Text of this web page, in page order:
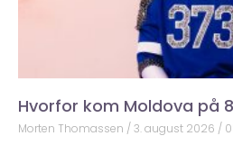
Hvorfor kom Moldova på
Morten Thomassen 3. august 2026